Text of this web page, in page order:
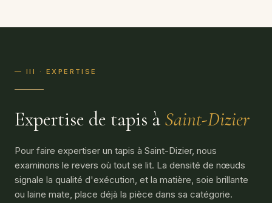
— III · EXPERTISE
Expertise de tapis à Saint-Dizier
Pour faire expertiser un tapis à Saint-Dizier, nous
examinons le revers où tout se lit. La densité de nœuds
signale la qualité d'exécution, et la matière, soie brillante
ou laine mate, place déjà la pièce dans sa catégorie.